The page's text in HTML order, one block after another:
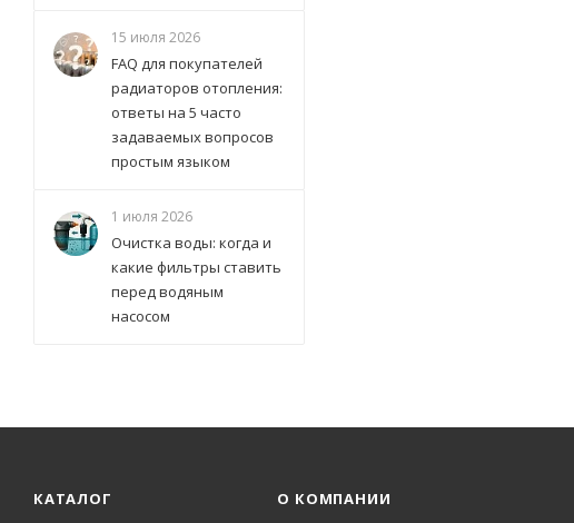
15 июля 2026
FAQ для покупателей
радиаторов отопления:
ответы на 5 часто
задаваемых вопросов
простым языком
1 июля 2026
Очистка воды: когда и
какие фильтры ставить
перед водяным
насосом
КАТАЛОГ О КОМПАНИИ